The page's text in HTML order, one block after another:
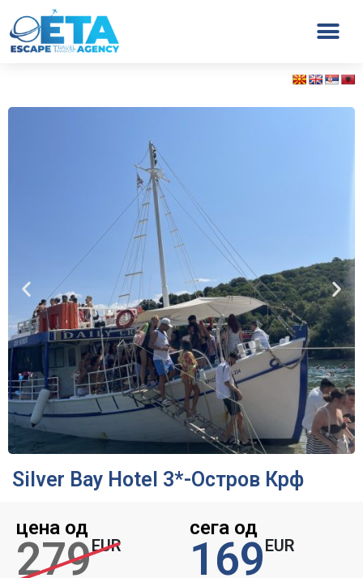
Silver Bay Hotel 3*-Остров Крф
цена од
279EUR
сега од
169 EUR